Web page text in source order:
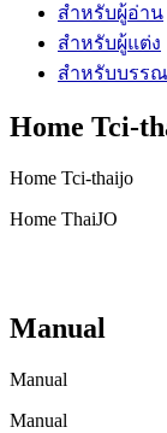
สำหรับผู้อ่าน
สำหรับผู้แต่ง
สำหรับบรร
Home Tci-
Home Tci-thaijo
Home ThaiJO
Manual
Manual
Manual